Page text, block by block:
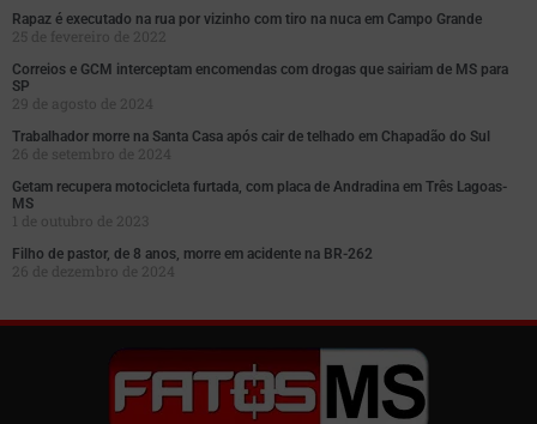
Rapaz é executado na rua por vizinho com tiro na nuca em Campo Grande
25 de fevereiro de 2022
Correios e GCM interceptam encomendas com drogas que sairiam de MS para
SP
29 de agosto de 2024
Trabalhador morre na Santa Casa após cair de telhado em Chapadão do Sul
26 de setembro de 2024
Getam recupera motocicleta furtada, com placa de Andradina em Três Lagoas-
MS
1 de outubro de 2023
Filho de pastor, de 8 anos, morre em acidente na BR-262
26 de dezembro de 2024